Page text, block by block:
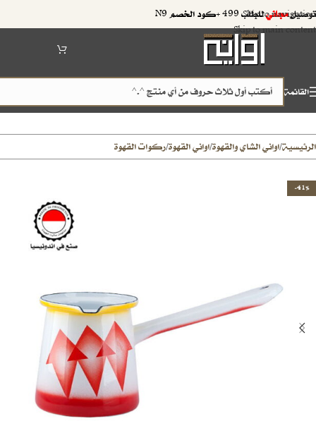
Skip to navigation
Skip to main content
توصيلمجانيللطلب 499 +كود الخصم N9
القائمة
الرئيسية/اواني الشاي والقهوة/اواني القهوة/ركوات القهوة
-41%